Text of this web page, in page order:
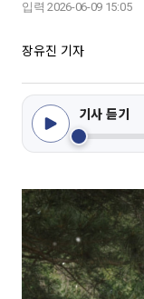
입력 2026-06-09 15:05
장유진 기자
기사 듣기